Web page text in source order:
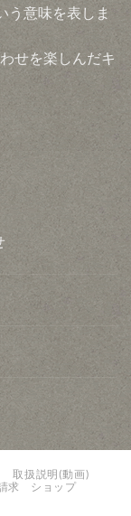
う意味を表しま
せを楽しんだキ
取扱説明(動画)
求
ショップ